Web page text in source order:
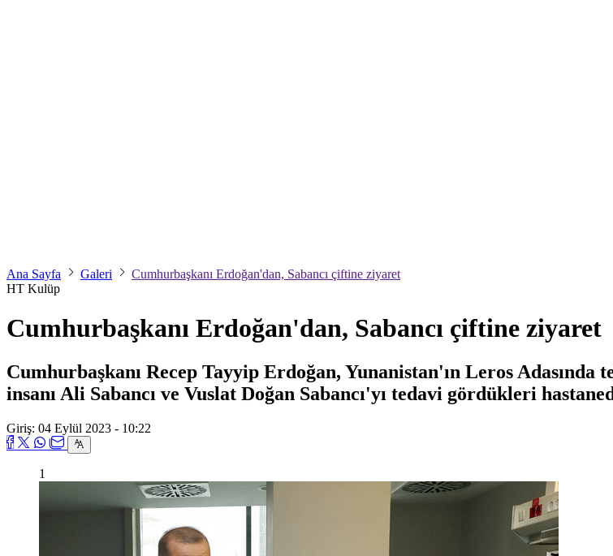
Ana Sayfa Galeri
Cumhurbaşkanı Erdoğan'dan, Sabancı çiftine ziyaret
HT Kulüp
Cumhurbaşkanı Erdoğan'dan, Sabancı çiftine ziyaret
Cumhurbaşkanı Recep Tayyip Erdoğan, Yunanistan'ın Leros Adasında
insanı Ali Sabancı ve Vuslat Doğan Sabancı'yı tedavi gördükleri
Giriş: 04 Eylül 2023 - 10:22
1